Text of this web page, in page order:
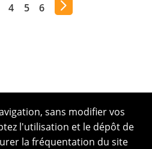
4 5 6
sans modifier vos
l'utilisation et le dépôt de
la fréquentation du site